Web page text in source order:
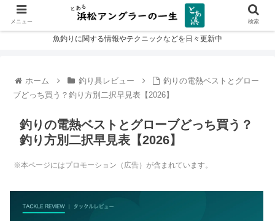
魚釣りに関する情報やテクニックなどを日々更新中
ホーム 釣り具レビュー
釣りの電熱ベストとグロー
ブどっち買う？釣り方別二択早見表【2026】
釣りの電熱ベストとグローブどっち買う？
釣り方別二択早見表【2026】
※本ページにはプロモーション（広告）が含まれています。
メニュー 検索